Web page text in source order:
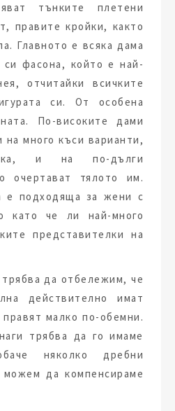
тънките плетени
правите кройки, както
Главното е всяка дама
фасона, който е най-
отчитайки всичките
си. От особена
По-високите дами
на много къси варианти,
и на по-дълги
очертават тялото им.
е подходяща за жени с
като че ли най-много
представителки на
да отбележим, че
действително имат
малко по-обемни.
трябва да го имаме
няколко дребни
да компенсираме